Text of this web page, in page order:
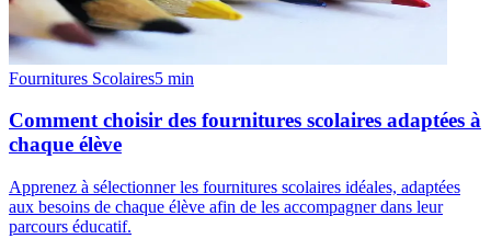
Fournitures Scolaires5 min
Comment choisir des fournitures scolaires adaptées à
chaque élève
Apprenez à sélectionner les fournitures scolaires idéales, adaptées
aux besoins de chaque élève afin de les accompagner dans leur
parcours éducatif.